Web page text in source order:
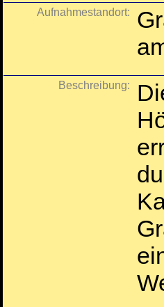
Aufnahmestandort:
Beschreibung: